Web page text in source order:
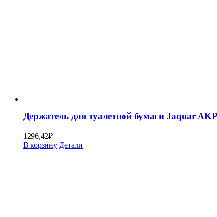
Держатель для туалетной бумаги Jaquar
1296,42₽
В корзину Детали